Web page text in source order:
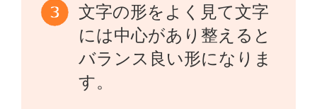
文字の形をよく見て文字
には中心があり整えると
バランス良い形になりま
す。